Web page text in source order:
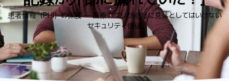
患者情報（PHI）の保護 ― 医療アプリが絶対に見落としてはいけない
セキュリティ価値